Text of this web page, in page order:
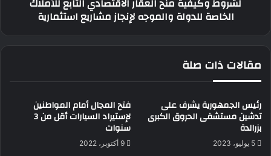
الاقتصادي
للدولة
مشاريع
استثمارية
لشروط وكيفية منح العقار الاقتصادي التابع للأملاك
الخاصة للدولة والموجه لإنجاز مشاريع استثمارية
مقالات ذات صلة
رئيس الجمهورية يشرف على
تدشين مستشفى الحروق الكبرى
بزرالدة
5 يوليو، 2023
فتح المجال أمام المواطنين
لإستيراد السيارات أقل من 3
سنوات
9 أكتوبر، 2022